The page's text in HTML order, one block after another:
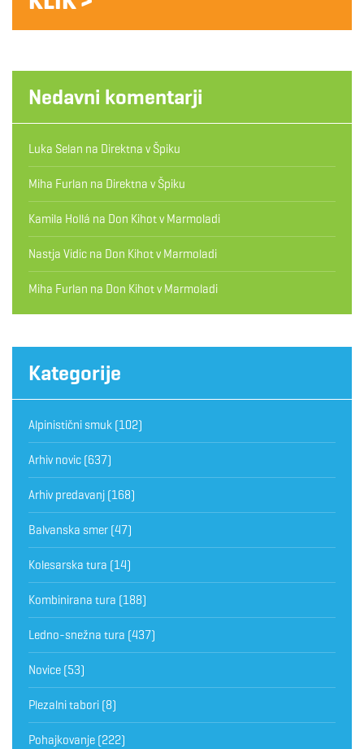
Nedavni komentarji
Luka Selan na Direktna v Špiku
Miha Furlan na Direktna v Špiku
Kamila Hollá na Don Kihot v Marmoladi
Nastja Vidic na Don Kihot v Marmoladi
Miha Furlan na Don Kihot v Marmoladi
Kategorije
Alpinistični smuk (102)
Arhiv novic (637)
Arhiv predavanj (168)
Balvanska smer (47)
Kolesarska tura (14)
Kombinirana tura (188)
Ledno-snežna tura (437)
Novice (53)
Plezalni tabori (8)
Pohajkovanje (222)